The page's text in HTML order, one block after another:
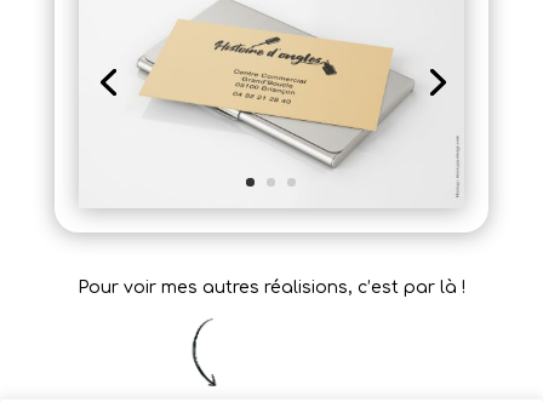
Pour voir mes autres réalisions, c’est par là !